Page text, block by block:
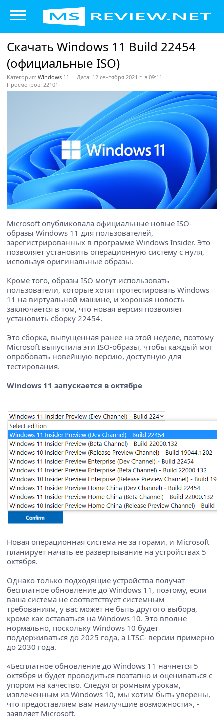
Скачать Windows 11 Build 22454
(официальные ISO)
Категория: Windows 11
Дата: 12 сентября 2021 г. в 09:11
Просмотров: 22101
Microsoft опубликовала официальные новые ISO-
образы Windows 11 для пользователей,
зарегистрированных в программе Windows Insider. Это
позволяет установить операционную систему с нуля,
используя оригинальные образы.
Кроме того, образы ISO могут использовать
пользователи, которые хотят протестировать Windows
11 на виртуальной машине, и хорошая новость
заключается в том, что новая версия позволяет
установить сборку 22454.
Это сборка, выпущенная ранее на этой неделе, поэтому
Microsoft выпустила эти ISO-образы, чтобы каждый мог
опробовать новейшую версию, доступную для
тестирования.
Windows 11 запускается в октябре
Новая операционная система не за горами, и Microsoft
планирует начать ее развертывание на устройствах 5
октября.
Однако только подходящие устройства получат
бесплатное обновление до Windows 11, поэтому, если
ваша система не соответствует системным
требованиям, у вас может не быть другого выбора,
кроме как оставаться на Windows 10. Это вполне
нормально, поскольку Windows 10 будет
поддерживаться до 2025 года, а LTSC- версии примерно
до 2030 года.
«Бесплатное обновление до Windows 11 начнется 5
октября и будет проводиться поэтапно и оцениваться с
упором на качество. Следуя огромным урокам,
извлеченным из Windows 10, мы хотим быть уверены,
что предоставляем вам наилучшие возможности», -
заявляет Microsoft.